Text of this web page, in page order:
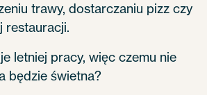
trawy, dostarczaniu pizz czy
restauracji.
letniej pracy, więc czemu nie
będzie świetna?